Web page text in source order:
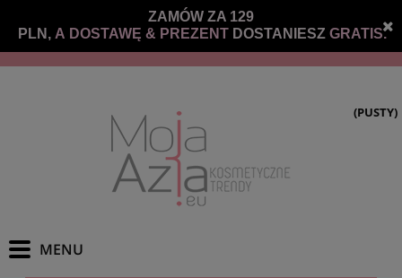
ZAMÓW ZA 129
PLN, A DOSTAWĘ & PREZENT DOSTANIESZ GRATIS.
(PUSTY)